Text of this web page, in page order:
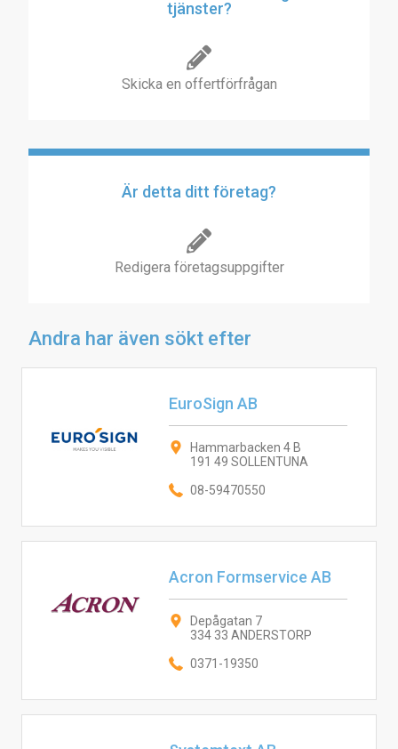
tjänster?
Skicka en offertförfrågan
Är detta ditt företag?
Redigera företagsuppgifter
Andra har även sökt efter
EuroSign AB
Hammarbacken 4 B
191 49 SOLLENTUNA
08-59470550
Acron Formservice AB
Depågatan 7
334 33 ANDERSTORP
0371-19350